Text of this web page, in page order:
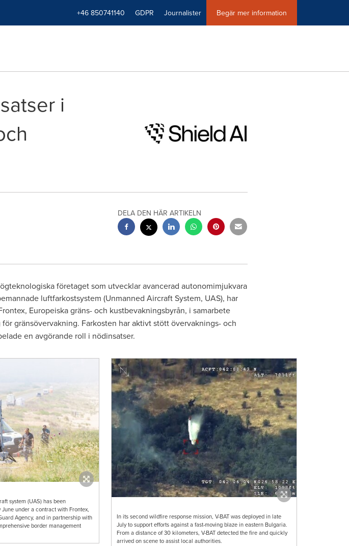
+46 850741140 GDPR Journalister Begär mer information
i
DELA DEN HÄR ARTIKELN
företaget som utvecklar avancerad autonomimjukvara
luftfarkostsystem (Unmanned Aircraft System, UAS), har
Europeiska gräns- och kustbevakningsbyrån, i samarbete
gränsövervakning. Farkosten har aktivt stött övervaknings- och
en avgörande roll i nödinsatser.
system (UAS) has been
under a contract with Frontex,
Agency, and in partnership with
border management
In its second wildfire response mission, V-BAT was deployed in late
July to support efforts against a fast-moving blaze in eastern Bulgaria.
From a distance of 30 kilometers, V-BAT detected the fire and quickly
arrived on scene to assist local authorities.